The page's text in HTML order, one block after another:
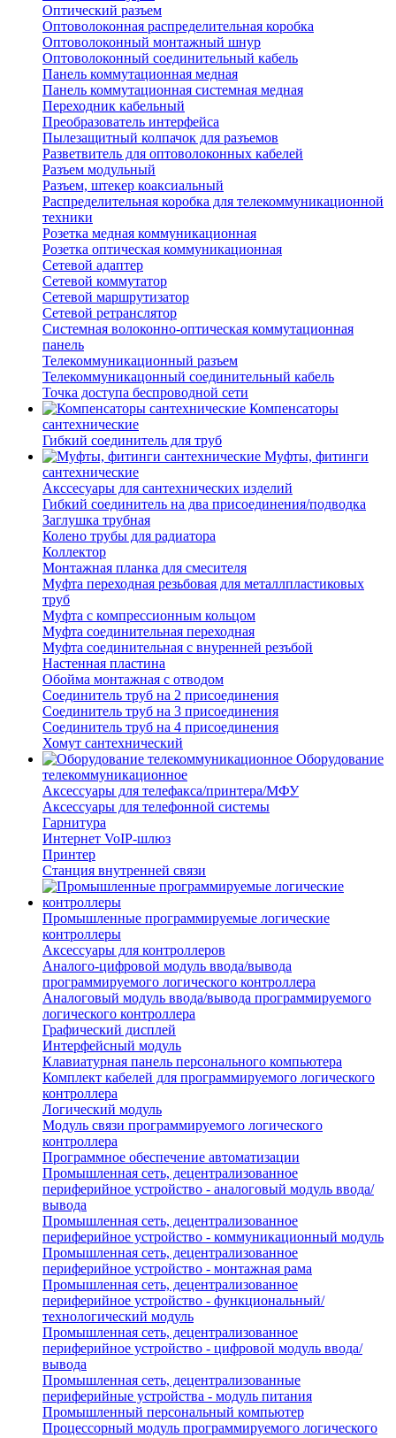
Оптический разъем
Оптоволоконная распределительная коробка
Оптоволоконный монтажный шнур
Оптоволоконный соединительный кабель
Панель коммутационная медная
Панель коммутационная системная медная
Переходник кабельный
Преобразователь интерфейса
Пылезащитный колпачок для разъемов
Разветвитель для оптоволоконных кабелей
Разъем модульный
Разъем, штекер коаксиальный
Распределительная коробка для телекоммуникационной
техники
Розетка медная коммуникационная
Розетка оптическая коммуникационная
Сетевой адаптер
Сетевой коммутатор
Сетевой маршрутизатор
Сетевой ретранслятор
Системная волоконно-оптическая коммутационная
панель
Телекоммуникационный разъем
Телекоммуникацонный соединительный кабель
Точка доступа беспроводной сети
Компенсаторы
сантехнические
Гибкий соединитель для труб
Муфты, фитинги
сантехнические
Акссесуары для сантехнических изделий
Гибкий соединитель на два присоединения/подводка
Заглушка трубная
Колено трубы для радиатора
Коллектор
Монтажная планка для смесителя
Муфта переходная резьбовая для металлпластиковых
труб
Муфта с компрессионным кольцом
Муфта соединительная переходная
Муфта соединительная с внуренней резъбой
Настенная пластина
Обойма монтажная с отводом
Соединитель труб на 2 присоединения
Соединитель труб на 3 присоединения
Соединитель труб на 4 присоединения
Хомут сантехнический
Оборудование
телекоммуникационное
Аксессуары для телефакса/принтера/МФУ
Аксессуары для телефонной системы
Гарнитура
Интернет VoIP-шлюз
Принтер
Станция внутренней связи
Промышленные программируемые логические
контроллеры
Аксессуары для контроллеров
Аналого-цифровой модуль ввода/вывода
программируемого логического контроллера
Аналоговый модуль ввода/вывода программируемого
логического контроллера
Графический дисплей
Интерфейсный модуль
Клавиатурная панель персонального компьютера
Комплект кабелей для программируемого логического
контроллера
Логический модуль
Модуль связи программируемого логического
контроллера
Программное обеспечение автоматизации
Промышленная сеть, децентрализованное
периферийное устройство - аналоговый модуль ввода/
вывода
Промышленная сеть, децентрализованное
периферийное устройство - коммуникационный модуль
Промышленная сеть, децентрализованное
периферийное устройство - монтажная рама
Промышленная сеть, децентрализованное
периферийное устройство - функциональный/
технологический модуль
Промышленная сеть, децентрализованное
периферийное устройство - цифровой модуль ввода/
вывода
Промышленная сеть, децентрализованные
периферийные устройства - модуль питания
Промышленный персональный компьютер
Процессорный модуль программируемого логического